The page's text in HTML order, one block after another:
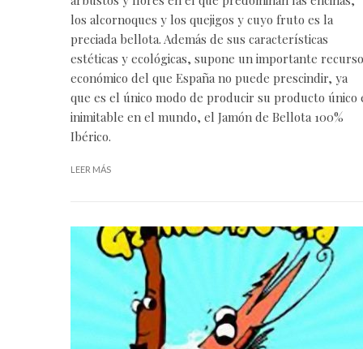
los alcornoques y los quejigos y cuyo fruto es la
preciada bellota. Además de sus características
estéticas y ecológicas, supone un importante recurso
económico del que España no puede prescindir, ya
que es el único modo de producir su producto único
inimitable en el mundo, el Jamón de Bellota 100%
Ibérico.
LEER MÁS